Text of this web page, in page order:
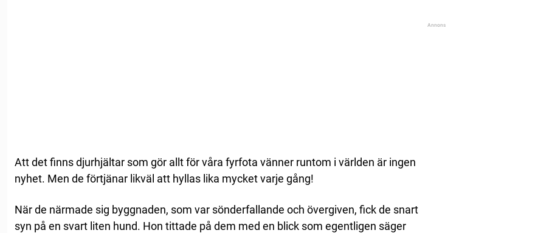
Att det finns djurhjältar som gör allt för våra fyrfota vänner runtom i världen är ingen
nyhet. Men de förtjänar likväl att hyllas lika mycket varje gång!
När de närmade sig byggnaden, som var sönderfallande och övergiven, fick de snart
syn på en svart liten hund. Hon tittade på dem med en blick som egentligen säger